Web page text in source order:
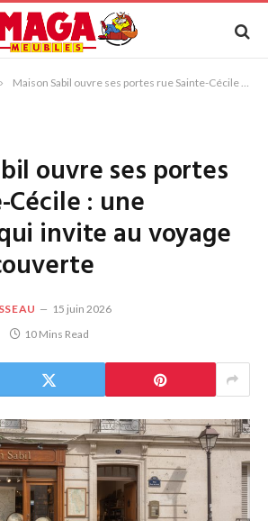
Maison Sabil ouvre ses portes rue Sainte-Cécile : une boutique qui invite au voyage et à la découverte
ouvre ses portes
: une
invite au voyage
15 juin 2026
10 Mins Read